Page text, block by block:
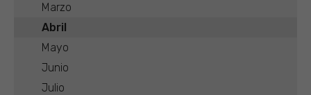
Marzo
Abril
Mayo
Junio
Julio